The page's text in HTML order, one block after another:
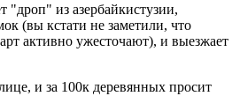
"дроп" из азербайкистузии,
(вы кстати не заметили, что
активно ужесточают), и выезжает
и за 100к деревянных просит